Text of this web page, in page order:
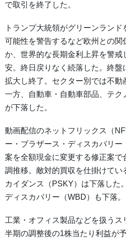
で取引を終了した。
トランプ大統領がグリーンラン
可能性を警告するなど欧州との関
か、世界的な長期金利上昇を警戒
安。終日戻りなく続落した。終盤
拡大し終了。セクター別では不動
一方、自動車・自動車部品、テク
が下落した。
動画配信のネットフリックス（
ー・ブラザース・ディスカバリ
案を全額現金に変更する修正案で
調推移。敵対的買収を仕掛けてい
カイダンス（PSKY）は下落した
ディスカバリー（WBD）も下落。
工業・オフィス製品などを扱うス
半期の調整後の1株当たり利益が